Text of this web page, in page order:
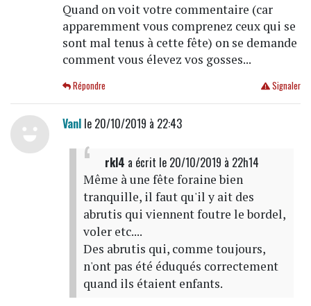
Quand on voit votre commentaire (car
apparemment vous comprenez ceux qui se
sont mal tenus à cette fête) on se demande
comment vous élevez vos gosses...
Signaler
Répondre
Vanlle 20/10/2019 à 22:43
rkl4 a écrit le 20/10/2019 à 22h14
Même à une fête foraine bien
tranquille, il faut qu'il y ait des
abrutis qui viennent foutre le bordel,
voler etc....
Des abrutis qui, comme toujours,
n'ont pas été éduqués correctement
quand ils étaient enfants.